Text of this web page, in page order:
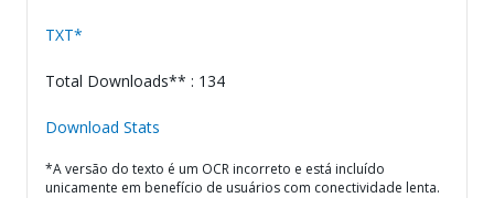
TXT*
Total Downloads** : 134
Download Stats
*A versão do texto é um OCR incorreto e está incluído
unicamente em benefício de usuários com conectividade lenta.